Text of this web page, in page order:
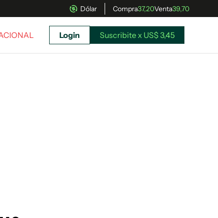
Dólar Compra37,20Venta39,70
Login Suscribite x US$ 3,45